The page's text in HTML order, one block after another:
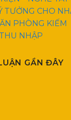
TƯỞNG CHO
PHÒNG KIẾM
NHẬP
GẦN ĐÂY